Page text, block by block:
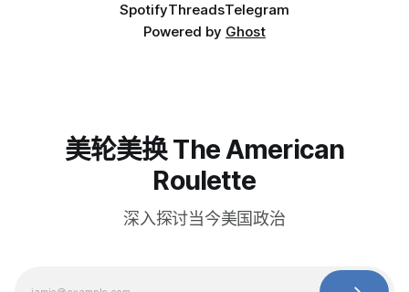
SpotifyThreadsTelegram
Powered by Ghost
美轮美换 The American
Roulette
深入探讨当今美国政治